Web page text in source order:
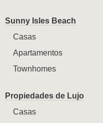
Sunny Isles Beach
Casas
Apartamentos
Townhomes
Propiedades de Lujo
Casas